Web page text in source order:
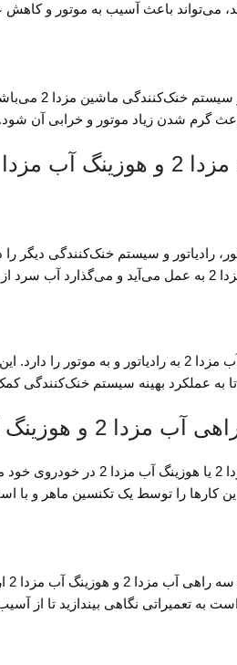
می‌تواند باعث آسیب به موتور و
هوزینگ
گرم شدن زیاد موتور و خرابی آن شود.
مزدا 2
آب به موتور، رادیاتور و سیستم
یابد.
وظیفه اتصال سه راهی آب مزدا 2 به
هوزینگ آب مزدا 2
در صورتی که متوجه شوید
را توسط یک تکنسین ماهر و با
به تعمیراتی نگاهی بیندازید تا از